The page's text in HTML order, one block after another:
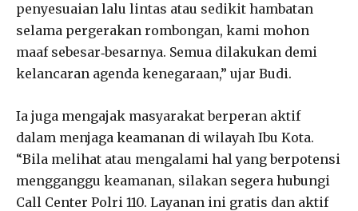
penyesuaian lalu lintas atau sedikit hambatan
selama pergerakan rombongan, kami mohon
maaf sebesar‑besarnya. Semua dilakukan demi
kelancaran agenda kenegaraan,” ujar Budi.
Ia juga mengajak masyarakat berperan aktif
dalam menjaga keamanan di wilayah Ibu Kota.
“Bila melihat atau mengalami hal yang berpotensi
mengganggu keamanan, silakan segera hubungi
Call Center Polri 110. Layanan ini gratis dan aktif